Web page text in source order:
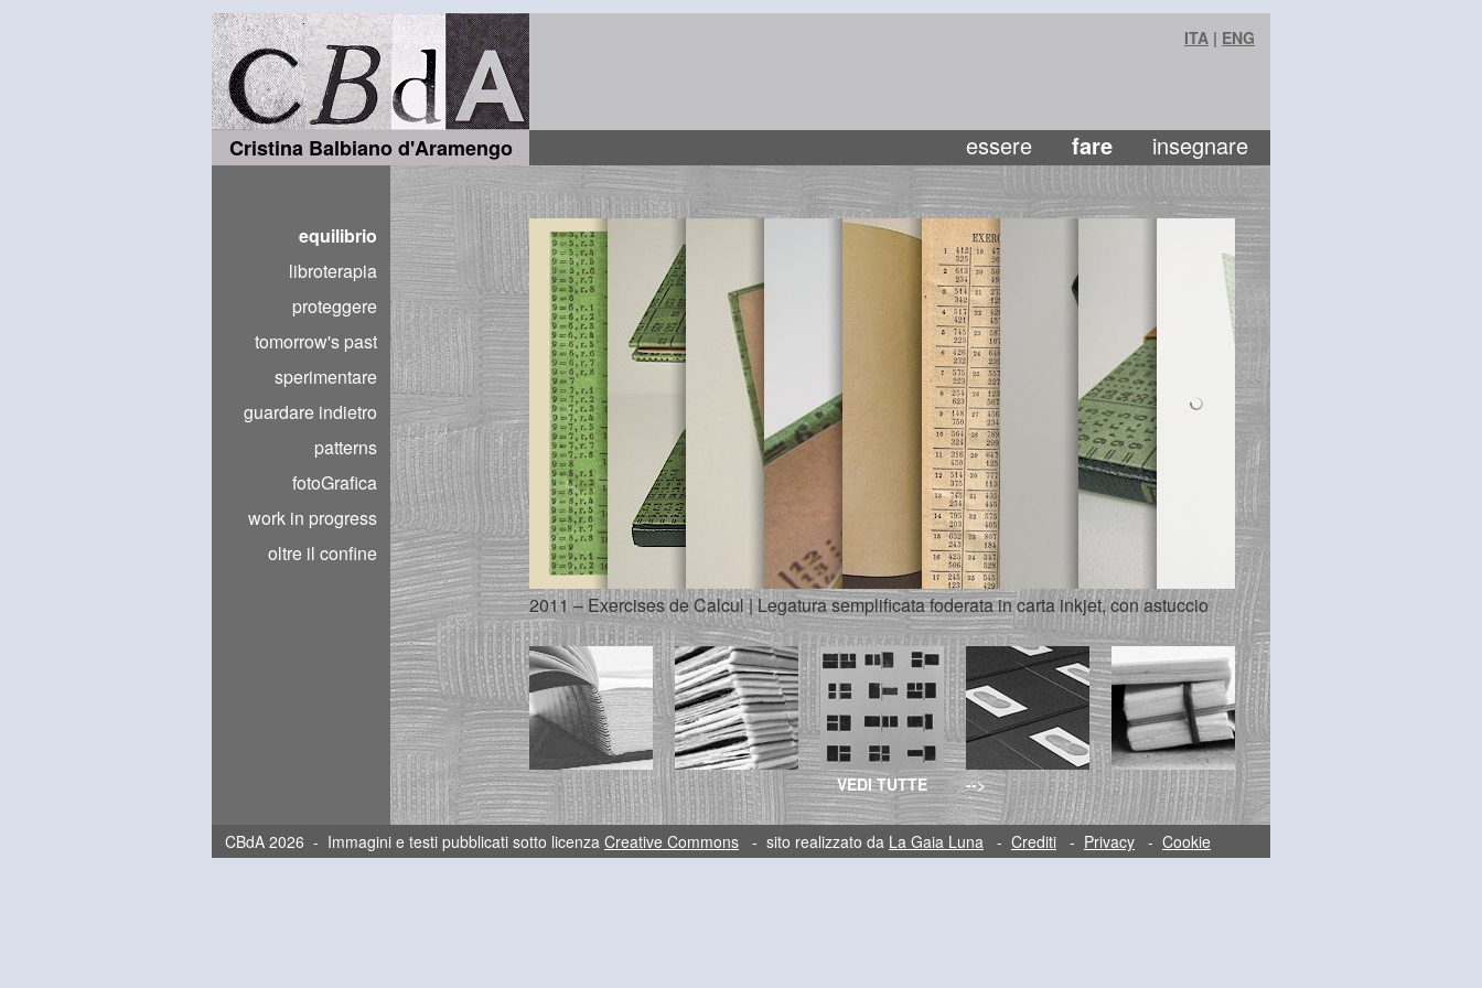
ITA | ENG
Cristina Balbiano d'Aramengo essere fare insegnare
equilibrio
libroterapia
proteggere
tomorrow's past
sperimentare
guardare indietro
patterns
fotoGrafica
work in progress
oltre il confine
2011 – Exercises de Calcul | Legatura semplificata foderata in carta inkjet, con astuccio
VEDI TUTTE -->
CBdA 2026 - Immagini e testi pubblicati sotto licenza Creative Commons - sito realizzato da La Gaia Luna - Crediti - Privacy - Cookie